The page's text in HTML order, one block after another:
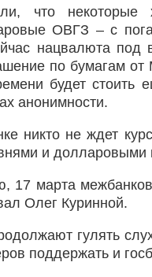
что
ОВГЗ – с
нацвалюта под
по бумагам
будет стоить
анонимности.
никто не ждет
и долларовыми
марта
Олег Куринной.
гулять
поддержать и